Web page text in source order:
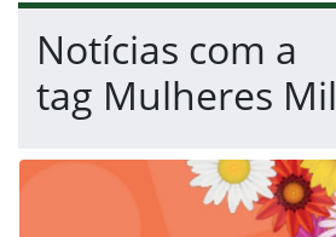
Fim da navegação
Início do conteúdo
Notícias com a
tag Mulheres Mil